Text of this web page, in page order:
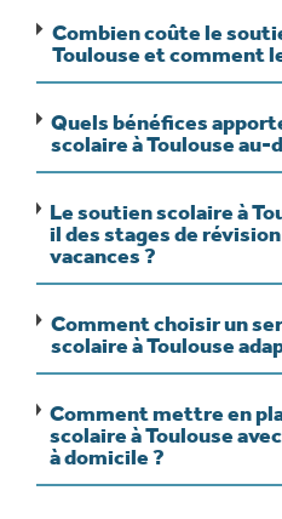
Combien coûte le
Toulouse et comment
Quels bénéfices
scolaire à Toulouse au-
Le soutien scolaire à
il des stages de
vacances ?
Comment choisir un
scolaire à Toulouse
Comment mettre en
scolaire à Toulouse
à domicile ?